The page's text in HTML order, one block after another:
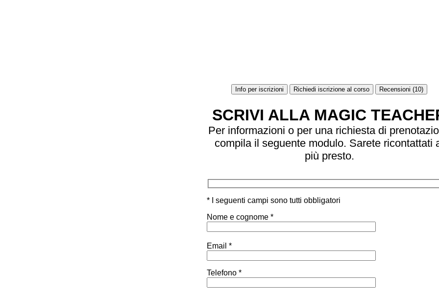
Info per iscrizioni Richiedi iscrizione al corso Recensioni (10)
SCRIVI ALLA MAGIC
Per informazioni o per una richiesta di
compila il seguente modulo. Sarete ricontattati
più presto.
* I seguenti campi sono tutti obbligatori
Nome e cognome *
Email *
Telefono *